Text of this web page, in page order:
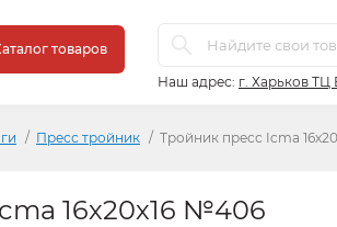
товаров
Наш адрес: г. Харьков
Пресс тройник Тройник пресс Icma
16х20х16 №406